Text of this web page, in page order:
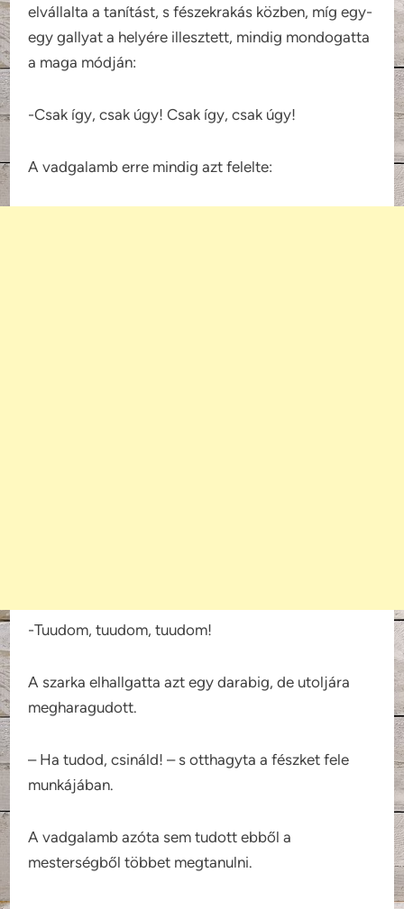
elvállalta a tanítást, s fészekrakás közben, míg egy-
egy gallyat a helyére illesztett, mindig mondogatta
a maga módján:
-Csak így, csak úgy! Csak így, csak úgy!
A vadgalamb erre mindig azt felelte:
-Tuudom, tuudom, tuudom!
A szarka elhallgatta azt egy darabig, de utoljára
megharagudott.
– Ha tudod, csináld! – s otthagyta a fészket fele
munkájában.
A vadgalamb azóta sem tudott ebből a
mesterségből többet megtanulni.